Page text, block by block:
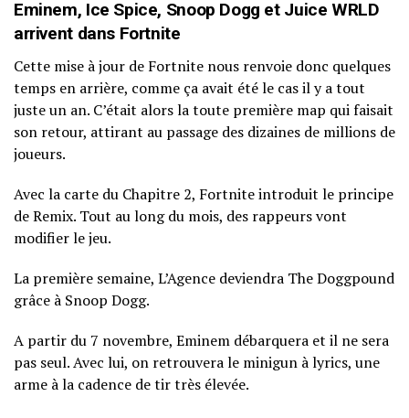
Eminem, Ice Spice, Snoop Dogg et Juice WRLD
arrivent dans Fortnite
Cette mise à jour de Fortnite nous renvoie donc quelques
temps en arrière, comme ça avait été le cas il y a tout
juste un an. C’était alors la toute première map qui faisait
son retour, attirant au passage des dizaines de millions de
joueurs.
Avec la carte du Chapitre 2, Fortnite introduit le principe
de Remix. Tout au long du mois, des rappeurs vont
modifier le jeu.
La première semaine, L’Agence deviendra The Doggpound
grâce à Snoop Dogg.
A partir du 7 novembre, Eminem débarquera et il ne sera
pas seul. Avec lui, on retrouvera le minigun à lyrics, une
arme à la cadence de tir très élevée.